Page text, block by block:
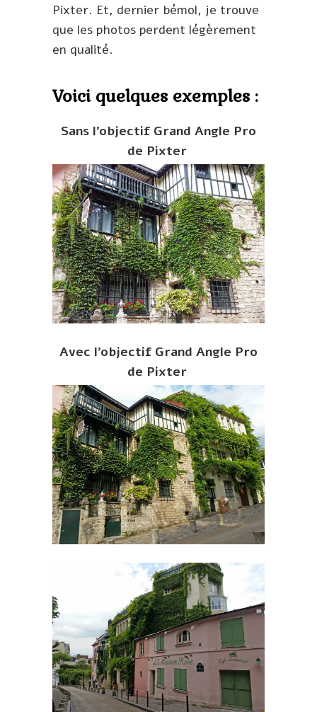
Pixter. Et, dernier bémol, je trouve
que les photos perdent légèrement
en qualité.
Voici quelques exemples :
Sans l’objectif Grand Angle Pro
de Pixter
Avec l’objectif Grand Angle Pro
de Pixter